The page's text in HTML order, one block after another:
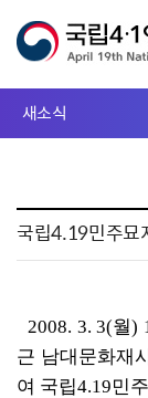
새소식
국립4.19민주묘
2008. 3. 3(월)
근 남대문화재
여 국립4.19민